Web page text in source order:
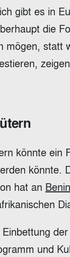
gibt es in
die
mögen,
könnte ein
könnte.
hat an
und